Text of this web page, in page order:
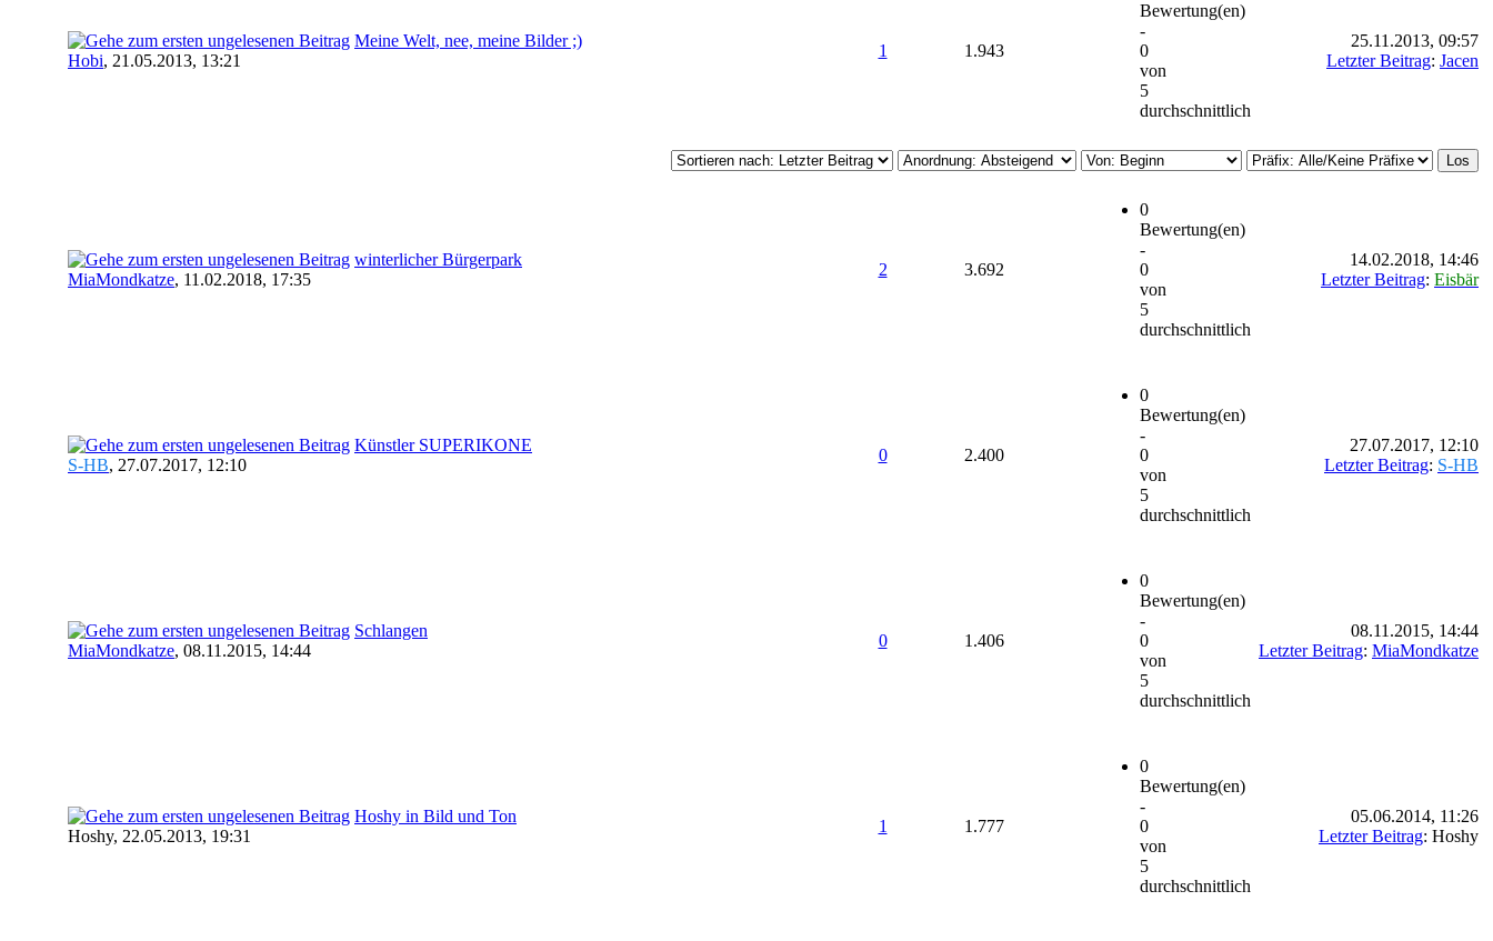
Meine Welt, nee, meine Bilder ;)
Hobi, 21.05.2013, 13:21
1 1.943
Bewertung(en)
-
0
von
5
durchschnittlich
25.11.2013, 09:57
Letzter Beitrag: Jacen
winterlicher Bürgerpark
MiaMondkatze, 11.02.2018, 17:35
2 3.692
0
Bewertung(en)
-
0
von
5
durchschnittlich
14.02.2018, 14:46
Letzter Beitrag: Eisbär
Künstler SUPERIKONE
S-HB, 27.07.2017, 12:10
0 2.400
0
Bewertung(en)
-
0
von
5
durchschnittlich
27.07.2017, 12:10
Letzter Beitrag: S-HB
Schlangen
MiaMondkatze, 08.11.2015, 14:44
0 1.406
0
Bewertung(en)
-
0
von
5
durchschnittlich
08.11.2015, 14:44
Letzter Beitrag: MiaMondkatze
Hoshy in Bild und Ton
Hoshy, 22.05.2013, 19:31
1 1.777
0
Bewertung(en)
-
0
von
5
durchschnittlich
05.06.2014, 11:26
Letzter Beitrag: Hoshy